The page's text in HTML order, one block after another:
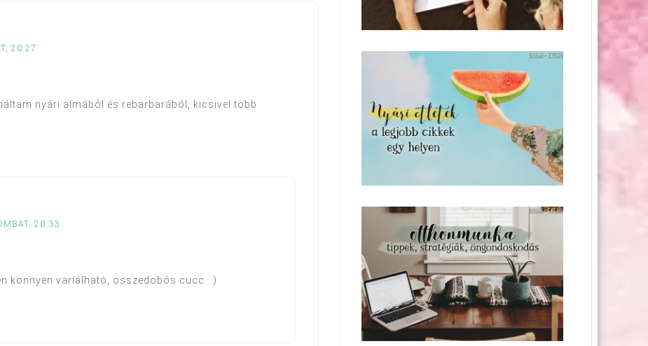
20:27
nyári almából és rebarbarából, kicsivel több
20:33
könnyen variálható, összedobós cucc. :)